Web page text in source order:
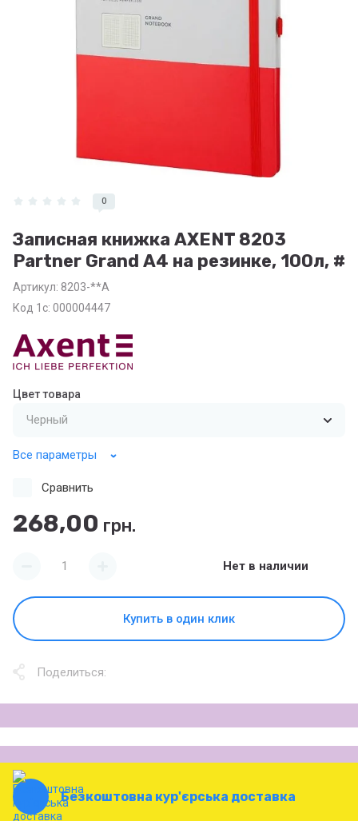
0
Записная книжка AXENT 8203
Partner Grand А4 на резинке, 100л, #
Артикул: 8203-**A
Код 1с: 000004447
Цвет товара
Все параметры
268,00 грн.
Сравнить
Нет в наличии
Купить в один клик
Поделиться:
Безкоштовна кур'єрська доставка